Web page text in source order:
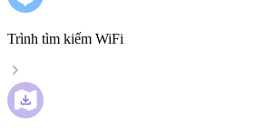
Trình tìm kiếm WiFi